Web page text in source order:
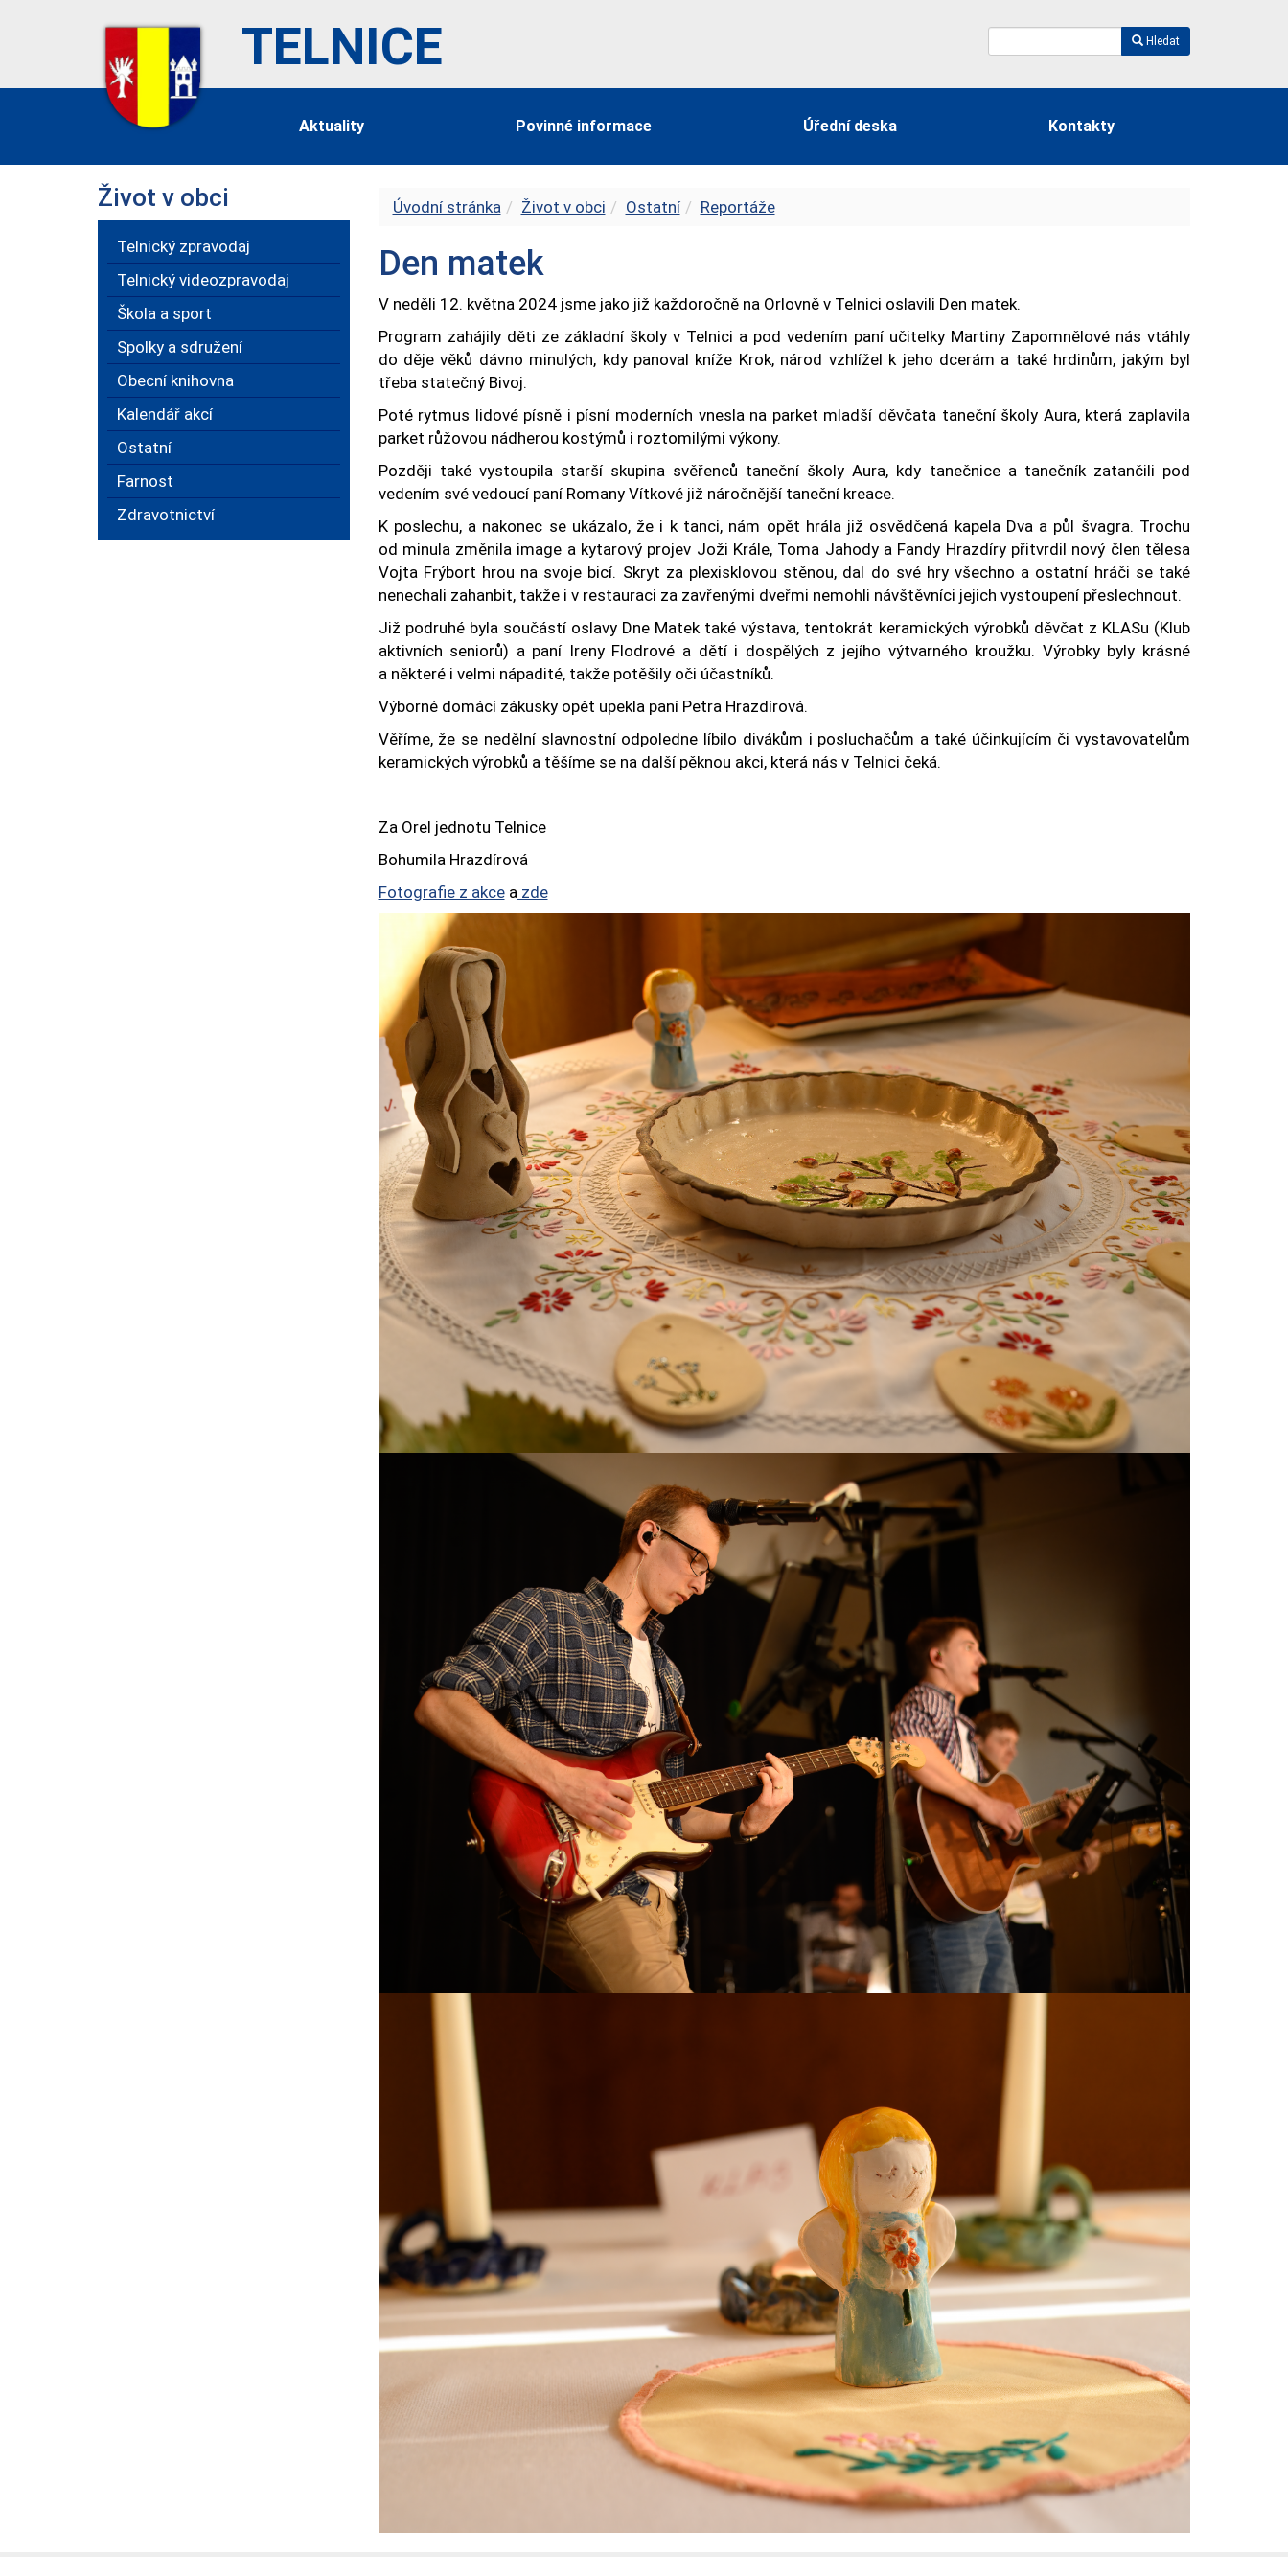
TELNICE Hledat
Aktuality Povinné informace Úřední deska Kontakty
Život v obci
Telnický zpravodaj
Telnický videozpravodaj
Škola a sport
Spolky a sdružení
Obecní knihovna
Kalendář akcí
Ostatní
Farnost
Zdravotnictví
Úvodní stránka Život v obci Ostatní Reportáže
Den matek
V neděli 12. května 2024 jsme jako již každoročně na Orlovně v Telnici oslavili Den matek.
Program zahájily děti ze základní školy v Telnici a pod vedením paní učitelky Martiny Zapomnělové nás vtáhly
do děje věků dávno minulých, kdy panoval kníže Krok, národ vzhlížel k jeho dcerám a také hrdinům, jakým byl
třeba statečný Bivoj.
Poté rytmus lidové písně i písní moderních vnesla na parket mladší děvčata taneční školy Aura, která zaplavila
parket růžovou nádherou kostýmů i roztomilými výkony.
Později také vystoupila starší skupina svěřenců taneční školy Aura, kdy tanečnice a tanečník zatančili pod
vedením své vedoucí paní Romany Vítkové již náročnější taneční kreace.
K poslechu, a nakonec se ukázalo, že i k tanci, nám opět hrála již osvědčená kapela Dva a půl švagra. Trochu
od minula změnila image a kytarový projev Joži Krále, Toma Jahody a Fandy Hrazdíry přitvrdil nový člen tělesa
Vojta Frýbort hrou na svoje bicí. Skryt za plexisklovou stěnou, dal do své hry všechno a ostatní hráči se také
nenechali zahanbit, takže i v restauraci za zavřenými dveřmi nemohli návštěvníci jejich vystoupení přeslechnout.
Již podruhé byla součástí oslavy Dne Matek také výstava, tentokrát keramických výrobků děvčat z KLASu (Klub
aktivních seniorů) a paní Ireny Flodrové a dětí i dospělých z jejího výtvarného kroužku. Výrobky byly krásné
a některé i velmi nápadité, takže potěšily oči účastníků.
Výborné domácí zákusky opět upekla paní Petra Hrazdírová.
Věříme, že se nedělní slavnostní odpoledne líbilo divákům i posluchačům a také účinkujícím či vystavovatelům
keramických výrobků a těšíme se na další pěknou akci, která nás v Telnici čeká.
Za Orel jednotu Telnice
Bohumila Hrazdírová
Fotografie z akceazde